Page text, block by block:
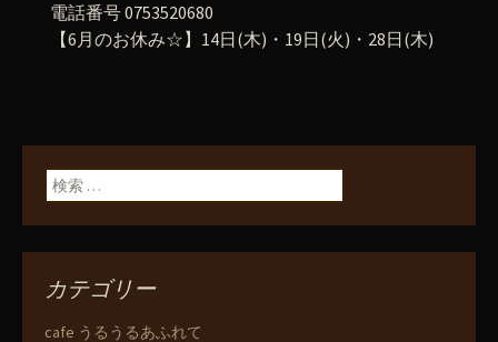
電話番号 0753520680
【6月のお休み☆】14日(木)・19日(火)・28日(木)
検索:
カテゴリー
cafe うるうるあふれて